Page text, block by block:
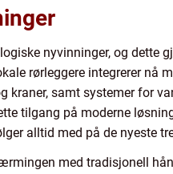
nyvinninger, og dette
rørleggere integrerer nå
kraner, samt systemer for
tilgang på moderne
alltid med på de nyeste
med tradisjonell